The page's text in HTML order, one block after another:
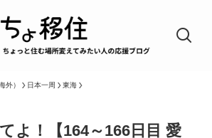
外） 日本一周 東海
よ！【164～166日目 愛